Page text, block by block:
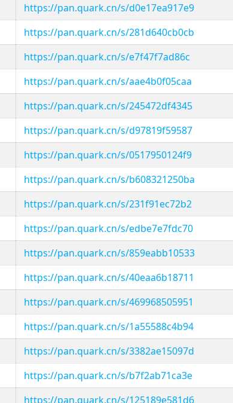
https://pan.quark.cn/s/d0e17ea917e9
https://pan.quark.cn/s/281d640cb0cb
https://pan.quark.cn/s/e7f47f7ad86c
https://pan.quark.cn/s/aae4b0f05caa
https://pan.quark.cn/s/245472df4345
https://pan.quark.cn/s/d97819f59587
https://pan.quark.cn/s/0517950124f9
https://pan.quark.cn/s/b608321250ba
https://pan.quark.cn/s/231f91ec72b2
https://pan.quark.cn/s/edbe7e7fdc70
https://pan.quark.cn/s/859eabb10533
https://pan.quark.cn/s/40eaa6b18711
https://pan.quark.cn/s/469968505951
https://pan.quark.cn/s/1a55588c4b94
https://pan.quark.cn/s/3382ae15097d
https://pan.quark.cn/s/b7f2ab71ca3e
https://pan.quark.cn/s/125189e581d6